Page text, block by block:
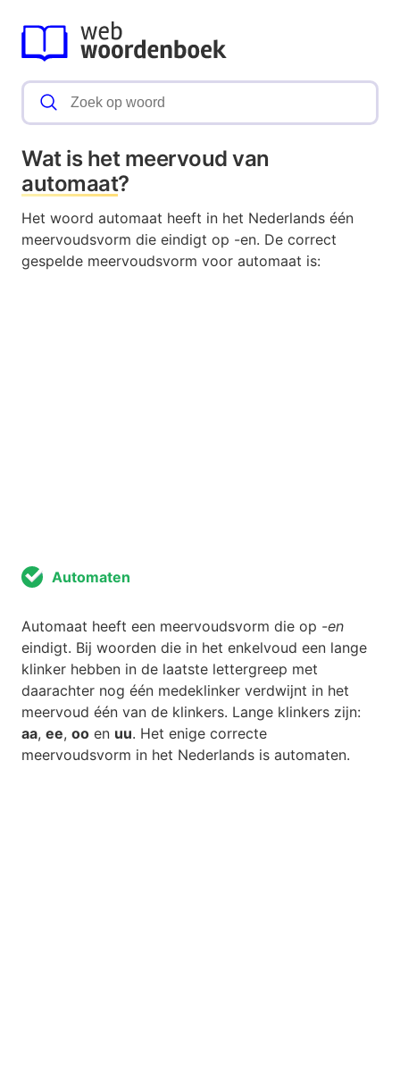
Wat is het meervoud van
automaat?
Het woord automaat heeft in het Nederlands één
meervoudsvorm die eindigt op -en. De correct
gespelde meervoudsvorm voor automaat is:
Automaten
Automaat heeft een meervoudsvorm die op -en
eindigt. Bij woorden die in het enkelvoud een lange
klinker hebben in de laatste lettergreep met
daarachter nog één medeklinker verdwijnt in het
meervoud één van de klinkers. Lange klinkers zijn:
aa, ee, oo en uu. Het enige correcte
meervoudsvorm in het Nederlands is automaten.